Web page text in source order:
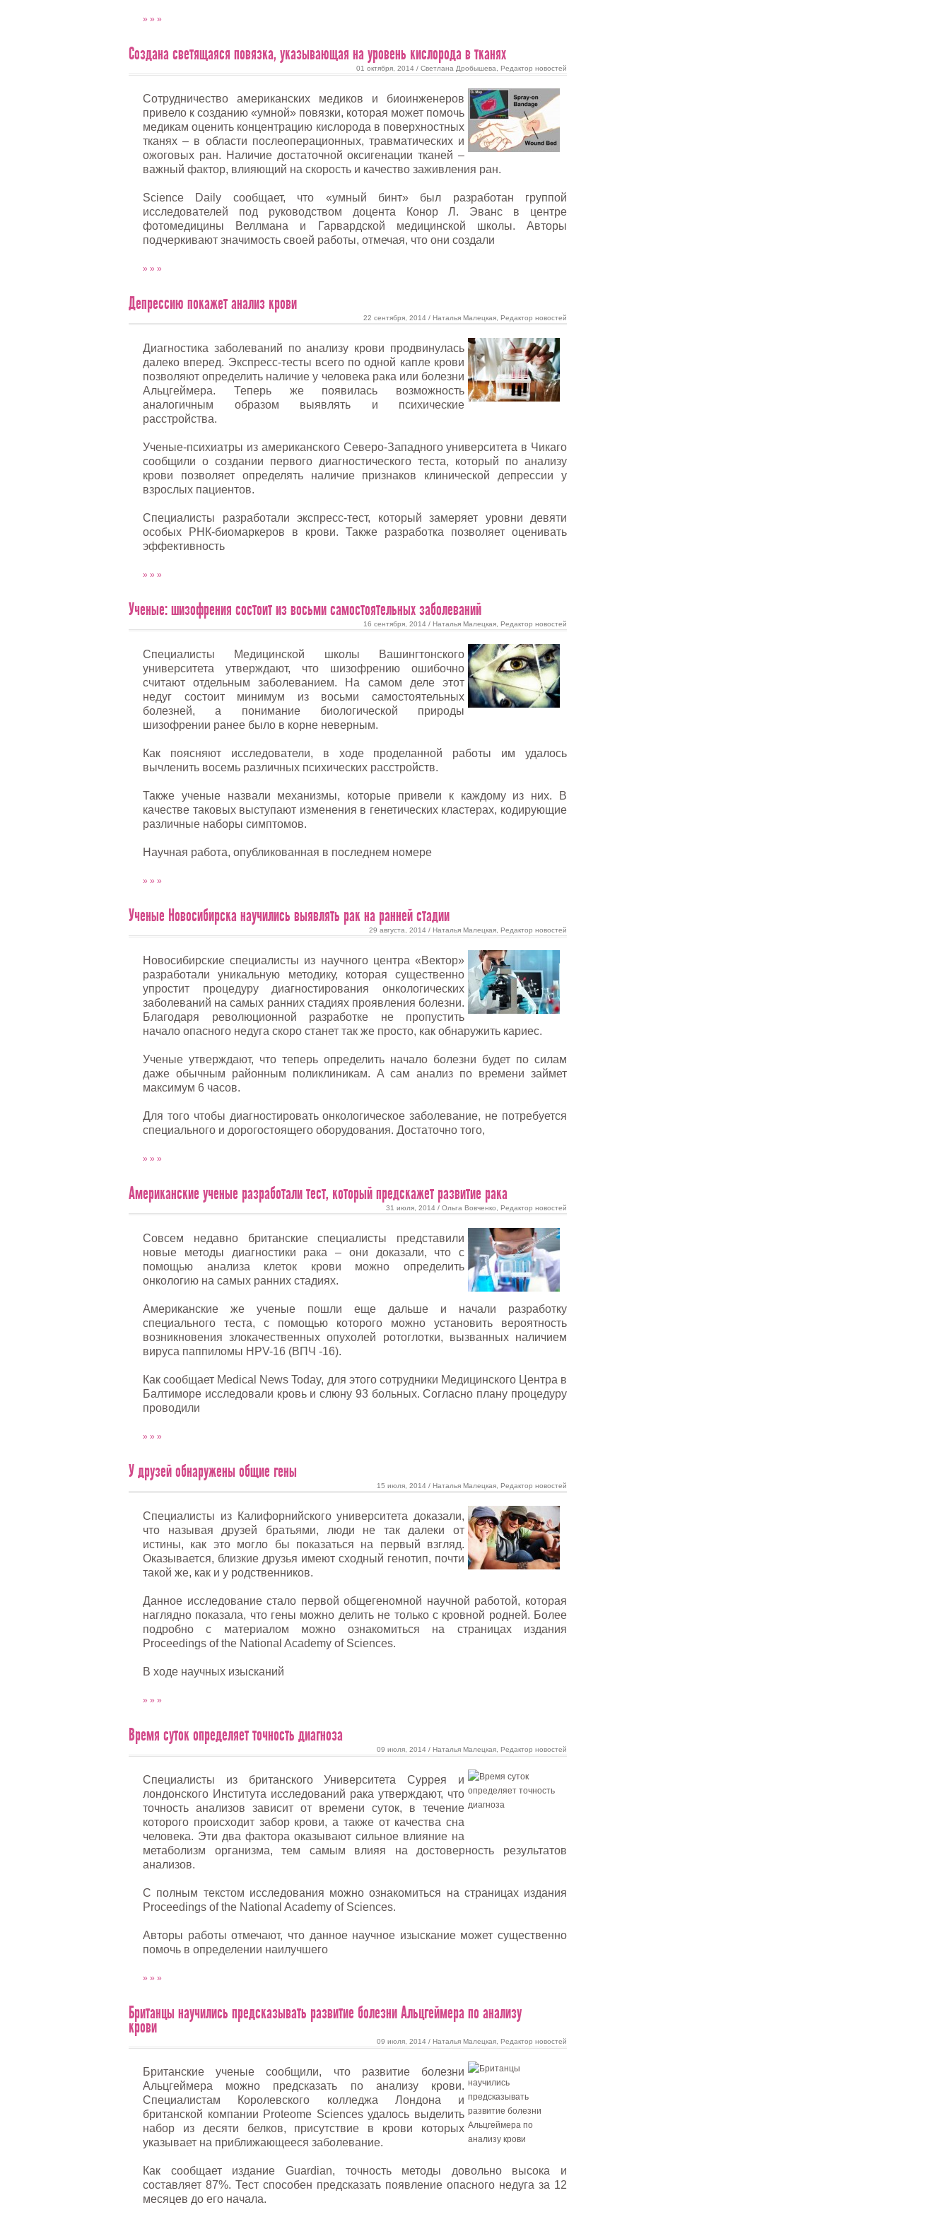
» » »
Создана светящаяся повязка, указывающая на уровень кислорода в тканях
01 октября, 2014 / Светлана Дробышева, Редактор новостей
Сотрудничество американских медиков и биоинженеров
привело к созданию «умной» повязки, которая может помочь
медикам оценить концентрацию кислорода в поверхностных
тканях – в области послеоперационных, травматических и
ожоговых ран. Наличие достаточной оксигенации тканей –
важный фактор, влияющий на скорость и качество заживления ран.
Science Daily сообщает, что «умный бинт» был разработан группой
исследователей под руководством доцента Конор Л. Эванс в центре
фотомедицины Веллмана и Гарвардской медицинской школы. Авторы
подчеркивают значимость своей работы, отмечая, что они создали
» » »
Депрессию покажет анализ крови
22 сентября, 2014 / Наталья Малецкая, Редактор новостей
Диагностика заболеваний по анализу крови продвинулась
далеко вперед. Экспресс-тесты всего по одной капле крови
позволяют определить наличие у человека рака или болезни
Альцгеймера. Теперь же появилась возможность
аналогичным образом выявлять и психические
расстройства.
Ученые-психиатры из американского Северо-Западного университета в Чикаго
сообщили о создании первого диагностического теста, который по анализу
крови позволяет определять наличие признаков клинической депрессии у
взрослых пациентов.
Специалисты разработали экспресс-тест, который замеряет уровни девяти
особых РНК-биомаркеров в крови. Также разработка позволяет оценивать
эффективность
» » »
Ученые: шизофрения состоит из восьми самостоятельных заболеваний
16 сентября, 2014 / Наталья Малецкая, Редактор новостей
Специалисты Медицинской школы Вашингтонского
университета утверждают, что шизофрению ошибочно
считают отдельным заболеванием. На самом деле этот
недуг состоит минимум из восьми самостоятельных
болезней, а понимание биологической природы
шизофрении ранее было в корне неверным.
Как поясняют исследователи, в ходе проделанной работы им удалось
вычленить восемь различных психических расстройств.
Также ученые назвали механизмы, которые привели к каждому из них. В
качестве таковых выступают изменения в генетических кластерах, кодирующие
различные наборы симптомов.
Научная работа, опубликованная в последнем номере
» » »
Ученые Новосибирска научились выявлять рак на ранней стадии
29 августа, 2014 / Наталья Малецкая, Редактор новостей
Новосибирские специалисты из научного центра «Вектор»
разработали уникальную методику, которая существенно
упростит процедуру диагностирования онкологических
заболеваний на самых ранних стадиях проявления болезни.
Благодаря революционной разработке не пропустить
начало опасного недуга скоро станет так же просто, как обнаружить кариес.
Ученые утверждают, что теперь определить начало болезни будет по силам
даже обычным районным поликлиникам. А сам анализ по времени займет
максимум 6 часов.
Для того чтобы диагностировать онкологическое заболевание, не потребуется
специального и дорогостоящего оборудования. Достаточно того,
» » »
Американские ученые разработали тест, который предскажет развитие рака
31 июля, 2014 / Ольга Вовченко, Редактор новостей
Совсем недавно британские специалисты представили
новые методы диагностики рака – они доказали, что с
помощью анализа клеток крови можно определить
онкологию на самых ранних стадиях.
Американские же ученые пошли еще дальше и начали разработку
специального теста, с помощью которого можно установить вероятность
возникновения злокачественных опухолей ротоглотки, вызванных наличием
вируса паппиломы HPV-16 (ВПЧ -16).
Как сообщает Medical News Today, для этого сотрудники Медицинского Центра в
Балтиморе исследовали кровь и слюну 93 больных. Согласно плану процедуру
проводили
» » »
У друзей обнаружены общие гены
15 июля, 2014 / Наталья Малецкая, Редактор новостей
Специалисты из Калифорнийского университета доказали,
что называя друзей братьями, люди не так далеки от
истины, как это могло бы показаться на первый взгляд.
Оказывается, близкие друзья имеют сходный генотип, почти
такой же, как и у родственников.
Данное исследование стало первой общегеномной научной работой, которая
наглядно показала, что гены можно делить не только с кровной родней. Более
подробно с материалом можно ознакомиться на страницах издания
Proceedings of the National Academy of Sciences.
В ходе научных изысканий
» » »
Время суток определяет точность диагноза
09 июля, 2014 / Наталья Малецкая, Редактор новостей
Специалисты из британского Университета Суррея и
лондонского Института исследований рака утверждают, что
точность анализов зависит от времени суток, в течение
которого происходит забор крови, а также от качества сна
человека. Эти два фактора оказывают сильное влияние на
метаболизм организма, тем самым влияя на достоверность результатов
анализов.
С полным текстом исследования можно ознакомиться на страницах издания
Proceedings of the National Academy of Sciences.
Авторы работы отмечают, что данное научное изыскание может существенно
помочь в определении наилучшего
» » »
Британцы научились предсказывать развитие болезни Альцгеймера по анализу
крови
09 июля, 2014 / Наталья Малецкая, Редактор новостей
Британские ученые сообщили, что развитие болезни
Альцгеймера можно предсказать по анализу крови.
Специалистам Королевского колледжа Лондона и
британской компании Proteome Sciences удалось выделить
набор из десяти белков, присутствие в крови которых
указывает на приближающееся заболевание.
Как сообщает издание Guardian, точность методы довольно высока и
составляет 87%. Тест способен предсказать появление опасного недуга за 12
месяцев до его начала.